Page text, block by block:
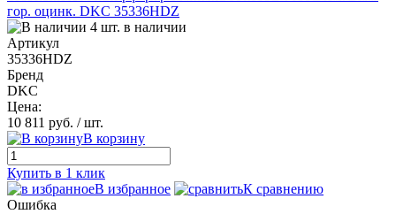
гор. оцинк. DKC 35336HDZ
4 шт. в наличии
Артикул
35336HDZ
Бренд
DKC
Цена:
10 811 руб. / шт.
В корзину
Купить в 1 клик
В избранное
К сравнению
Ошибка